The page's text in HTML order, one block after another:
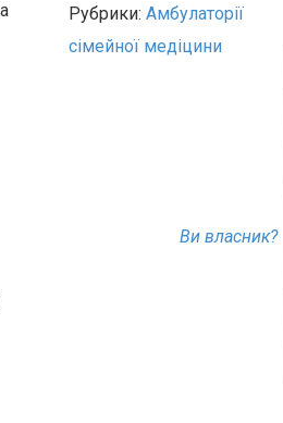
Рубрики: Амбулаторії
сімейної медіцини
Ви власник?